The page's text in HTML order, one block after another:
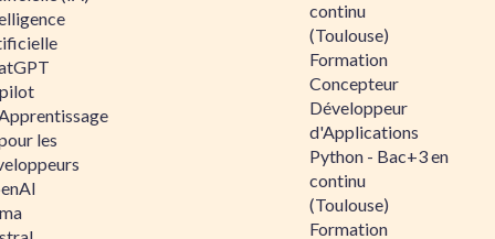
les
continu
(Toulouse)
Formation
Concepteur
Développeur
d'Applications
Python - Bac+3 en
continu
(Toulouse)
Formation